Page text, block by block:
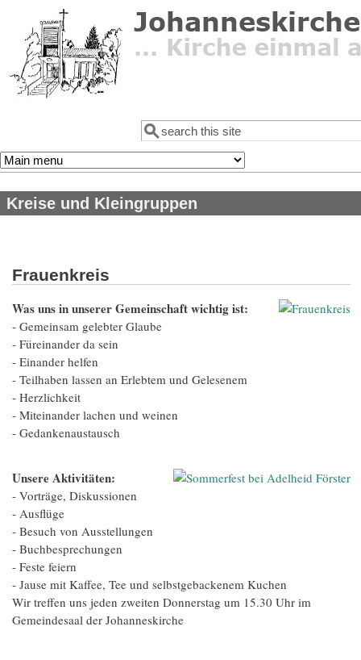
Direkt zum Inhalt
Suchformular
Suche
Kreise und Kleingruppen
Frauenkreis
Was uns in unserer Gemeinschaft wichtig ist:
- Gemeinsam gelebter Glaube
- Füreinander da sein
- Einander helfen
- Teilhaben lassen an Erlebtem und Gelesenem
- Herzlichkeit
- Miteinander lachen und weinen
- Gedankenaustausch
Unsere Aktivitäten:
- Vorträge, Diskussionen
- Ausflüge
- Besuch von Ausstellungen
- Buchbesprechungen
- Feste feiern
- Jause mit Kaffee, Tee und selbstgebackenem Kuchen
Wir treffen uns jeden zweiten Donnerstag um 15.30 Uhr im
Gemeindesaal der Johanneskirche